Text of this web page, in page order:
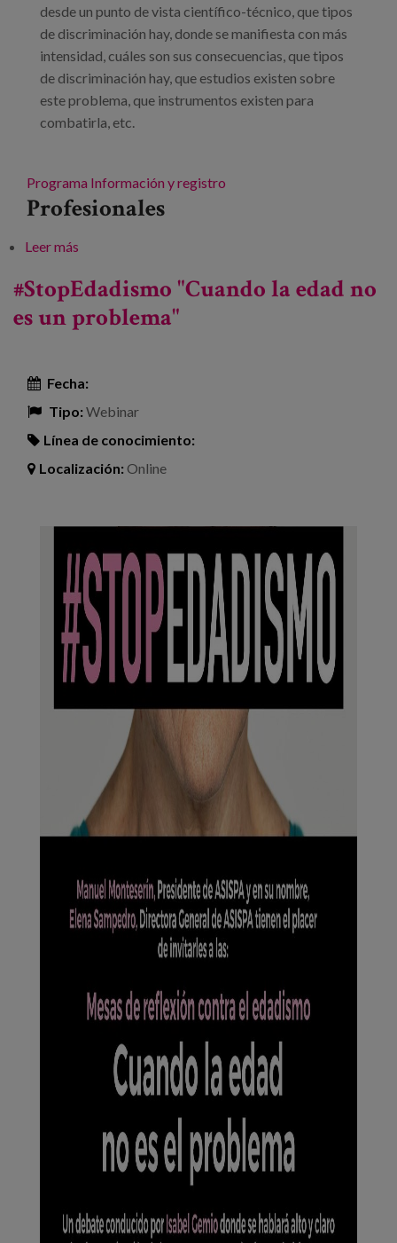
desde un punto de vista científico-técnico, que tipos
de discriminación hay, donde se manifiesta con más
intensidad, cuáles son sus consecuencias, que tipos
de discriminación hay, que estudios existen sobre
este problema, que instrumentos existen para
combatirla, etc.
Programa Información y registro
Profesionales
Leer más
#StopEdadismo "Cuando la edad no
es un problema"
Fecha:
Tipo:Webinar
Línea de conocimiento:
Localización:Online